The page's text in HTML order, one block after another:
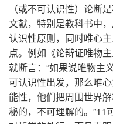
（或不可认识性）论断
文献，特别是教科书中
认识性原则，同时唯心
点。例如《论辩证唯物
就断言：“如果说唯物主
可认识性出发，那么唯
能性，他们把周围世界
秘的，不可理解的。”11